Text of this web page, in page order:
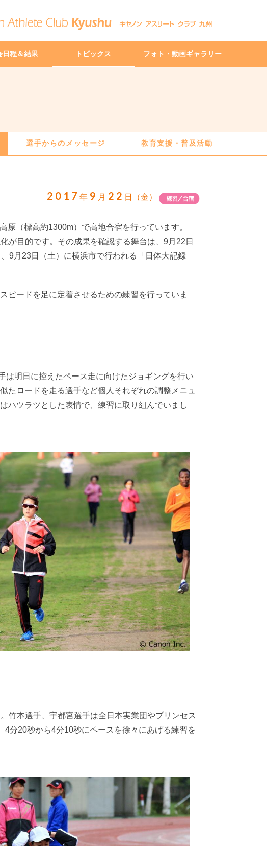
日程＆結果 トピックス フォト・動画ギャラリー
選手からのメッセージ 教育支援・普及活動
2017 年 9 月 22 日（金）
（標高約1300m）で高地合宿を行っています。
が目的です。その成果を確認する舞台は、9月22日
9月23日（土）に横浜市で行われる「日体大記録
ピードを足に定着させるための練習を行っていま
明日に控えたペース走に向けたジョギングを行い
たロードを走る選手など個人それぞれの調整メニュ
ハツラツとした表情で、練習に取り組んでいまし
竹本選手、宇都宮選手は全日本実業団やプリンセス
分20秒から4分10秒にペースを徐々にあげる練習を